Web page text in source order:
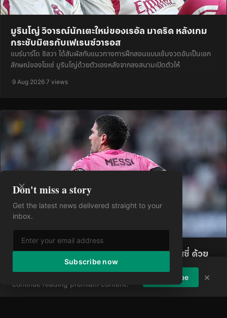
มูรินโญ่ วิจารณ์นักเตะใหม่ของเรอัล มาดริด หลังเกม
กระชับมิตรกับเฟเรนซ์วารอส
แบร์นาร์โด ซิลวา ได้สัมผัสกับแนวทางการฝึกสอนแบบเข้มงวดอันเป็นเอก
ลักษณ์ของโฆเซ่ มูรินโญ่ด้วยตัวเองหลังจากลงสนามเปิดตัวให้
·9 Aug 2026·7 views
โรดริโก เด เปาล์ รวมพลังสนับสนุนฆอร์เก เมสซี่ ด้วย
การแสดงความเคารพอย่างซาบซึ้งท่ามกลางความพ่าย
โรดริโก เด เปาล์ ได้แสดงการไว้อาลัยอย่างซึ้งใจต่อ ฆอร์เก เมสซี่ บิดาของ
Don't miss a story
Get the latest news delivered straight to your
inbox.
Subscribe now
Enjoying the article?
Subscribe to
continue reading premium content.
Subscribe ×